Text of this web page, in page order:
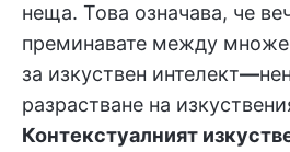
неща. Това означава, че
преминавате между
за изкуствен интелект—
разрастване на
Контекстуалният